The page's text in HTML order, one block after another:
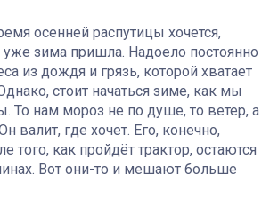
осенней распутицы хочется,
зима пришла. Надоело постоянно
из дождя и грязь, которой хватает
стоит начаться зиме, как мы
То нам мороз не по душе, то ветер, а
валит, где хочет. Его, конечно,
того, как пройдёт трактор, остаются
Вот они-то и мешают больше